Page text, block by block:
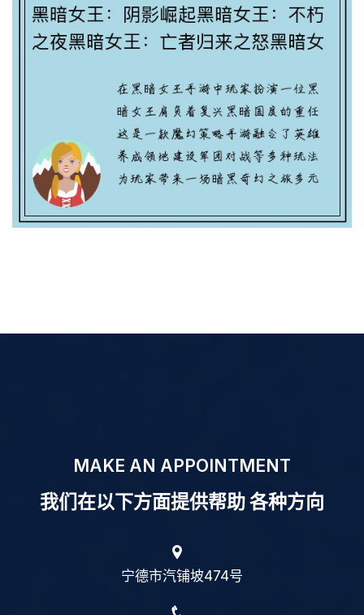
MAKE AN APPOINTMENT
我们在以下方面提供帮助 各种方向
宁德市汽铺坡474号